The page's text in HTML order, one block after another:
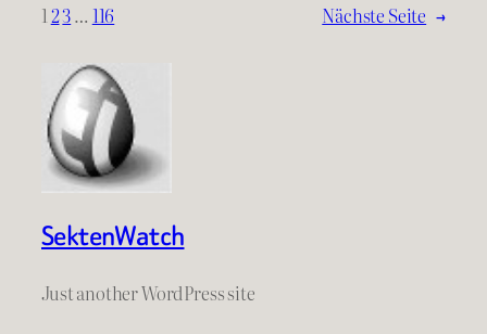
1 23… 116 Nächste Seite →
SektenWatch
Just another WordPress site